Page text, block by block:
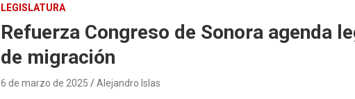
LEGISLATURA
Refuerza Congreso de Sonora agenda
de migración
6 de marzo de 2025 Alejandro Islas